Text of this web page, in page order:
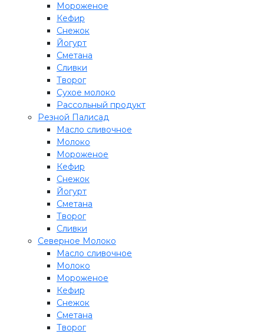
Мороженое
Кефир
Снежок
Йогурт
Сметана
Сливки
Творог
Сухое молоко
Рассольный продукт
Резной Палисад
Масло сливочное
Молоко
Мороженое
Кефир
Снежок
Йогурт
Сметана
Творог
Сливки
Северное Молоко
Масло сливочное
Молоко
Мороженое
Кефир
Снежок
Сметана
Творог